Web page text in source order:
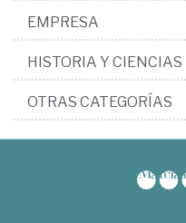
EMPRESA
HISTORIA Y
OTRAS CATEGORÍAS